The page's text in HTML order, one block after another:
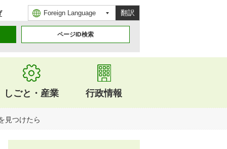
翻訳
ページID検索
しごと・産業 行政情報
見つけたら